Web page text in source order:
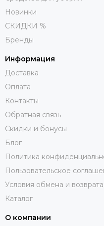
Новинки
СКИДКИ %
Бренды
Информация
Доставка
Оплата
Контакты
Обратная связь
Скидки и бонусы
Блог
Политика
Пользовательское
Условия обмена и возврата
Каталог
О компании